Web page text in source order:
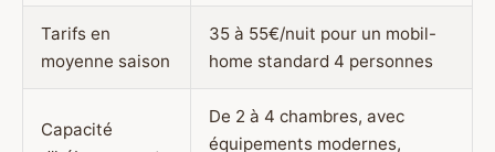
Tarifs en
moyenne saison
35 à 55€/nuit pour un mobil-
home standard 4 personnes
Capacité
De 2 à 4 chambres, avec
équipements modernes,